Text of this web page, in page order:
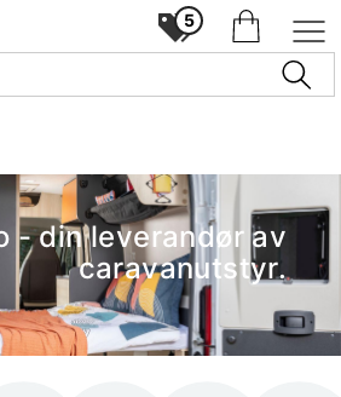
5
- din leverandør av
caravanutstyr.